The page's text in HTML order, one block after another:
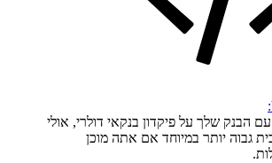
הבנק שלך על פיקדון בנקאי דולרי, אולי
גבוה יותר במיוחד אם אתה מוכן